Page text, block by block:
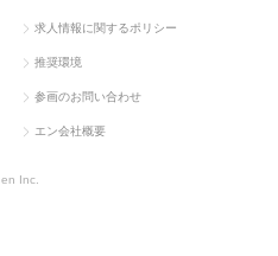
求人情報に関するポリシー
推奨環境
参画のお問い合わせ
エン会社概要
en Inc.